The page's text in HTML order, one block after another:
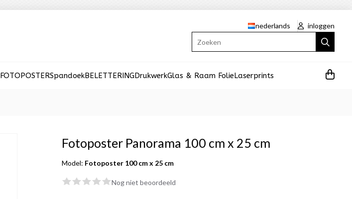
nederlands
inloggen
FOTOPOSTERSpandoekBELETTERINGDrukwerkGlas & Raam FolieLaserprints
Fotoposter Panorama 100 cm x 25 cm
Model: Fotoposter 100 cm x 25 cm
Nog niet beoordeeld